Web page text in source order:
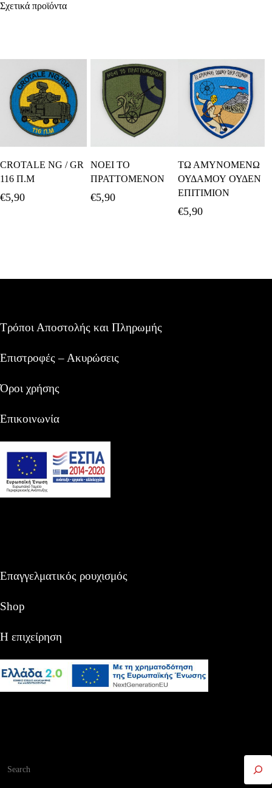
Σχετικά προϊόντα
Καλάθι
CROTALE NG / GR
116 Π.Μ
€5,90
Καλάθι
ΝΟΕΙ ΤΟ
ΠΡΑΤΤΟΜΕΝΟΝ
€5,90
Καλάθι
ΤΩ ΑΜΥΝΟΜΕΝΩ
ΟΥΔΑΜΟΥ ΟΥΔΕΝ
ΕΠΙΤΙΜΙΟΝ
€5,90
Τρόποι Αποστολής και Πληρωμής
Επιστροφές – Ακυρώσεις
Όροι χρήσης
Επικοινωνία
Επαγγελματικός ρουχισμός
Shop
Η επιχείρηση